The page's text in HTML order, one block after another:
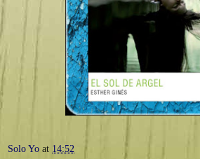
Solo Yo at 14:52